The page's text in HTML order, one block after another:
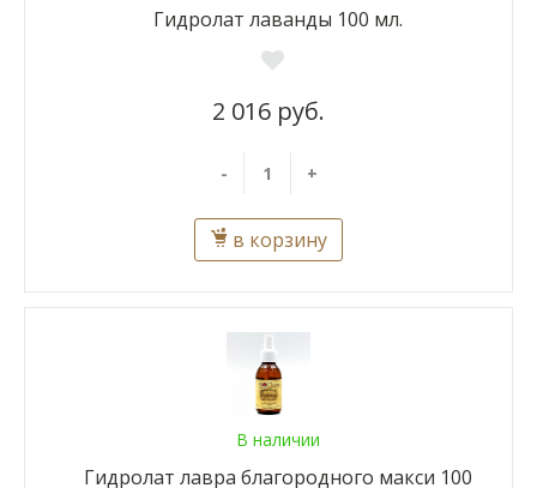
Гидролат лаванды 100 мл.
2 016 руб.
- +
в корзину
В наличии
Гидролат лавра благородного макси 100